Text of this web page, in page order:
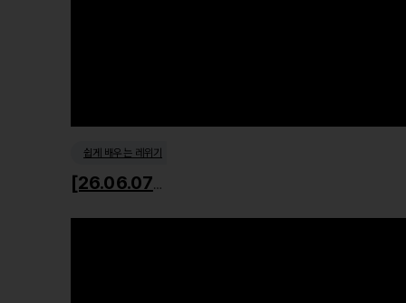
쉽게 배우는 레위기
[26.06.07] 거룩한 사회윤리1